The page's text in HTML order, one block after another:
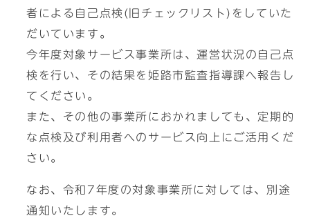
者による自己点検(旧チェックリスト)をしていた
だいています。
今年度対象サービス事業所は、運営状況の自己点
検を行い、その結果を姫路市監査指導課へ報告し
てください。
また、その他の事業所におかれましても、定期的
な点検及び利用者へのサービス向上にご活用くだ
さい。
なお、令和7年度の対象事業所に対しては、別途
通知いたします。